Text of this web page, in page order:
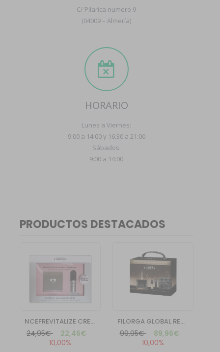
C/ Pilarica numero 9
(04009 – Almería)
HORARIO
Lunes a Viernes:
9:00 a 14:00 y 16:30 a 21:00
Sábados:
9:00 a 14:00